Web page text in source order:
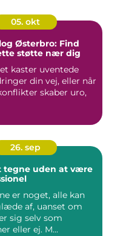
05. okt
Østerbro: Find
støtte nær dig
kaster uventede
din vej, eller når
skaber uro,
26. sep
tegne uden at være
er noget, alle kan
af, uanset om
sig selv som
eller ej. M...